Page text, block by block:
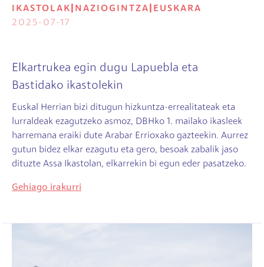
IKASTOLAK
NAZIOGINTZA
EUSKARA
2025-07-17
Elkartrukea egin dugu Lapuebla eta
Bastidako ikastolekin
Euskal Herrian bizi ditugun hizkuntza-errealitateak eta
lurraldeak ezagutzeko asmoz, DBHko 1. mailako ikasleek
harremana eraiki dute Arabar Errioxako gazteekin. Aurrez
gutun bidez elkar ezagutu eta gero, besoak zabalik jaso
dituzte Assa Ikastolan, elkarrekin bi egun eder pasatzeko.
Gehiago irakurri